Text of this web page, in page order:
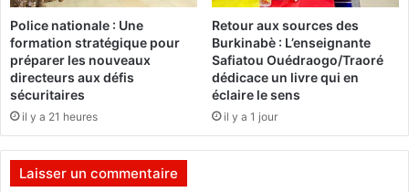
t
l
e
m
a
t
c
n
s
d
u
a
u
Police nationale : Une
formation stratégique pour
préparer les nouveaux
directeurs aux défis
sécuritaires
il y a 21 heures
Retour aux sources des
Burkinabè : L’enseignante
Safiatou Ouédraogo/Traoré
dédicace un livre qui en
éclaire le sens
il y a 1 jour
Laisser un commentaire